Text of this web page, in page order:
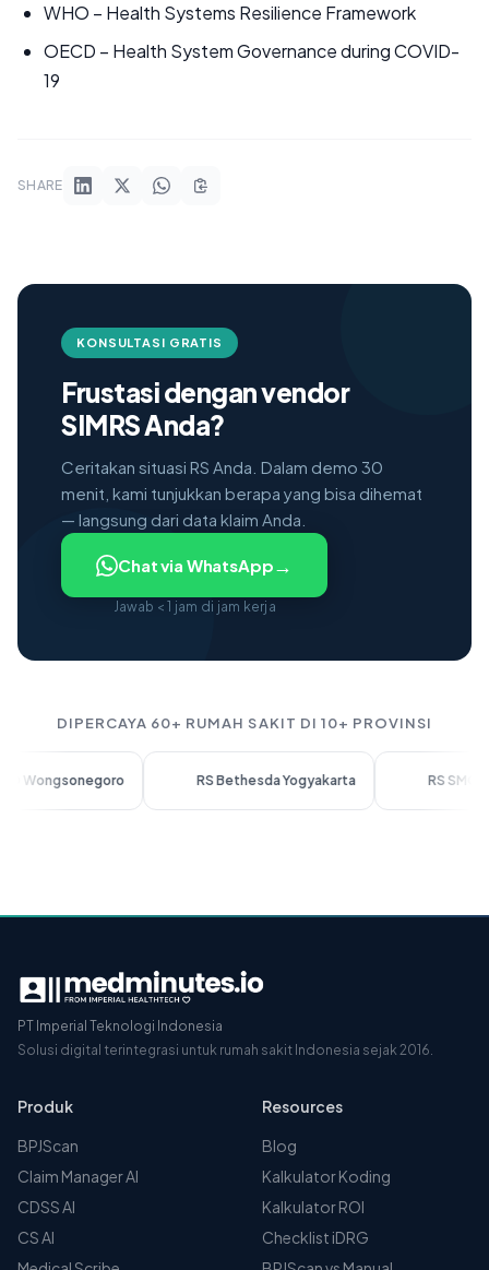
WHO – Health Systems Resilience Framework
OECD – Health System Governance during COVID-
19
SHARE
KONSULTASI GRATIS
Frustasi dengan vendor
SIMRS Anda?
Ceritakan situasi RS Anda. Dalam demo 30
menit, kami tunjukkan berapa yang bisa dihemat
— langsung dari data klaim Anda.
Chat via WhatsApp→
Jawab < 1 jam di jam kerja
DIPERCAYA 60+ RUMAH SAKIT DI 10+ PROVINSI
RS Bethesda Yogyakarta RS SMC
PT Imperial Teknologi Indonesia
Solusi digital terintegrasi untuk rumah sakit Indonesia sejak 2016.
Produk
BPJScan
Claim Manager AI
CDSS AI
CS AI
Resources
Blog
Kalkulator Koding
Kalkulator ROI
Checklist iDRG